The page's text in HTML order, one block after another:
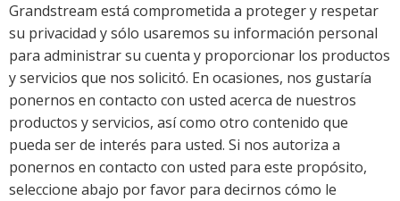
Grandstream está comprometida a proteger y respetar
su privacidad y sólo usaremos su información personal
para administrar su cuenta y proporcionar los productos
y servicios que nos solicitó. En ocasiones, nos gustaría
ponernos en contacto con usted acerca de nuestros
productos y servicios, así como otro contenido que
pueda ser de interés para usted. Si nos autoriza a
ponernos en contacto con usted para este propósito,
seleccione abajo por favor para decirnos cómo le